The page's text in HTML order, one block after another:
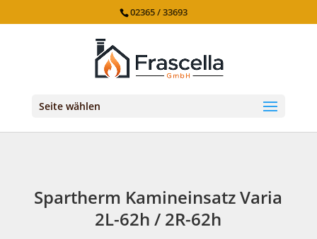
02365 / 33693
Seite wählen
Spartherm Kamineinsatz Varia
2L-62h / 2R-62h